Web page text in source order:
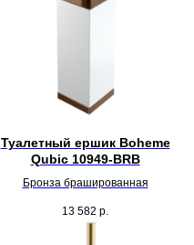
Туалетный ершик Boheme
Qubic 10949-BRB
Бронза брашированная
13 582 р.